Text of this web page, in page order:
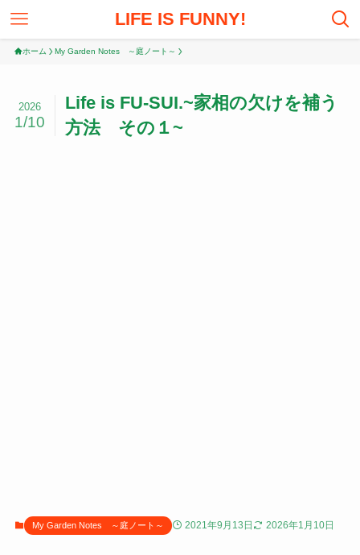
LIFE IS FUNNY!
ホーム My Garden Notes ～庭ノート～
Life is FU-SUI.~家相の欠けを補う
方法 その１~
2026
1/10
My Garden Notes ～庭ノート～ 2021年9月13日 2026年1月10日